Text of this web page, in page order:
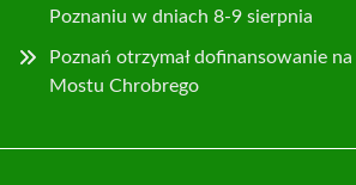
Poznaniu w dniach 8-9 sierpnia
Poznań otrzymał dofinansowanie
Mostu Chrobrego